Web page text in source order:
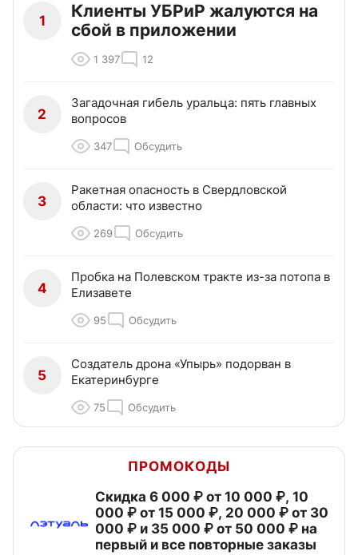
1
Клиенты УБРиР жалуются на
сбой в приложении
1 397 12
2
Загадочная гибель уральца: пять главных
вопросов
347 Обсудить
3
Ракетная опасность в Свердловской
области: что известно
269 Обсудить
4
Пробка на Полевском тракте из-за потопа в
Елизавете
95 Обсудить
5
Создатель дрона «Упырь» подорван в
Екатеринбурге
75 Обсудить
ПРОМОКОДЫ
Скидка 6 000 ₽ от 10 000 ₽, 10
000 ₽ от 15 000 ₽, 20 000 ₽ от 30
000 ₽ и 35 000 ₽ от 50 000 ₽ на
первый и все повторные заказы